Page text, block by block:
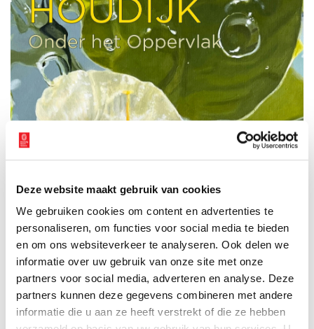
Deze website maakt gebruik van cookies
We gebruiken cookies om content en advertenties te
personaliseren, om functies voor social media te bieden
en om ons websiteverkeer te analyseren. Ook delen we
informatie over uw gebruik van onze site met onze
partners voor social media, adverteren en analyse. Deze
partners kunnen deze gegevens combineren met andere
informatie die u aan ze heeft verstrekt of die ze hebben